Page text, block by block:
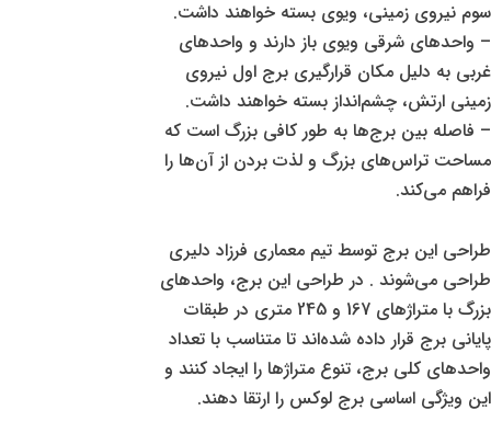
سوم نیروی زمینی، ویوی بسته خواهند داشت.
– واحدهای شرقی ویوی باز دارند و واحدهای
غربی به دلیل مکان قرارگیری برج اول نیروی
زمینی ارتش، چشم‌انداز بسته خواهند داشت.
– فاصله بین برج‌ها به طور کافی بزرگ است که
مساحت تراس‌های بزرگ و لذت بردن از آن‌ها را
فراهم می‌کند.
طراحی این برج توسط تیم معماری فرزاد دلیری
طراحی می‌شوند . در طراحی این برج، واحدهای
بزرگ با متراژهای 167 و 245 متری در طبقات
پایانی برج قرار داده شده‌اند تا متناسب با تعداد
واحدهای کلی برج، تنوع متراژها را ایجاد کنند و
این ویژگی اساسی برج لوکس را ارتقا دهند.